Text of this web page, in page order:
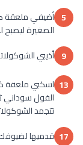
5 أضيفي ملعقة
الصغيرة ليصبح لديكِ 21 قطعة (صينية
9 أذيبي
13 اسكبي ملعقة
تتجمد
17 قدميها